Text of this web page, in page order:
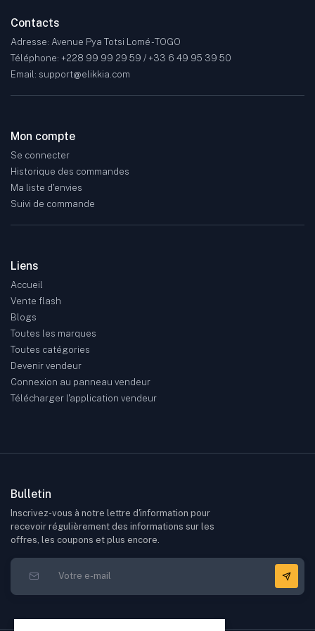
Contacts
Adresse: Avenue Pya Totsi Lomé - TOGO
Téléphone: +228 99 99 29 59 / +33 6 49 95 39 50
Email: support@elikkia.com
Mon compte
Se connecter
Historique des commandes
Ma liste d'envies
Suivi de commande
Liens
Accueil
Vente flash
Blogs
Toutes les marques
Toutes catégories
Devenir vendeur
Connexion au panneau vendeur
Télécharger l'application vendeur
Bulletin
Inscrivez-vous à notre lettre d'information pour
recevoir régulièrement des informations sur les
offres, les coupons et plus encore.